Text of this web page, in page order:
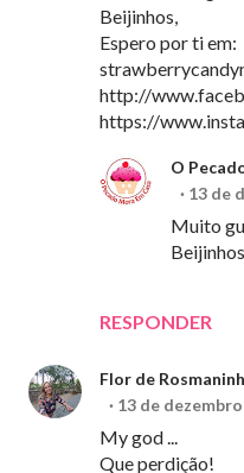
Beijinhos,
Espero por ti em:
http://
https://
RESPONDER
O
13 de
Muito
Flor de
13 de
My god ...
Que perdição!